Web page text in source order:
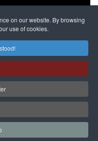
on our website. By browsing
use of cookies.
dissenters
continues
MORE DETAILS
alleged
Magnitsky
Affair
mastermind
Dimitry
Klyuev in
absentia